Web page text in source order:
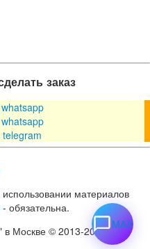
заказ
материалов
- обязательна.
Москве © 2013-2026
MAX